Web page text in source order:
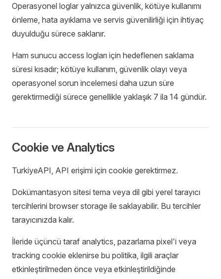
Operasyonel loglar yalnızca güvenlik, kötüye kullanımı
önleme, hata ayıklama ve servis güvenilirliği için ihtiyaç
duyulduğu sürece saklanır.
Ham sunucu access logları için hedeflenen saklama
süresi kısadır; kötüye kullanım, güvenlik olayı veya
operasyonel sorun incelemesi daha uzun süre
gerektirmediği sürece genellikle yaklaşık 7 ila 14 gündür.
Cookie ve Analytics
TurkiyeAPI, API erişimi için cookie gerektirmez.
Dokümantasyon sitesi tema veya dil gibi yerel tarayıcı
tercihlerini browser storage ile saklayabilir. Bu tercihler
tarayıcınızda kalır.
İleride üçüncü taraf analytics, pazarlama pixel'i veya
tracking cookie eklenirse bu politika, ilgili araçlar
etkinleştirilmeden önce veya etkinleştirildiğinde